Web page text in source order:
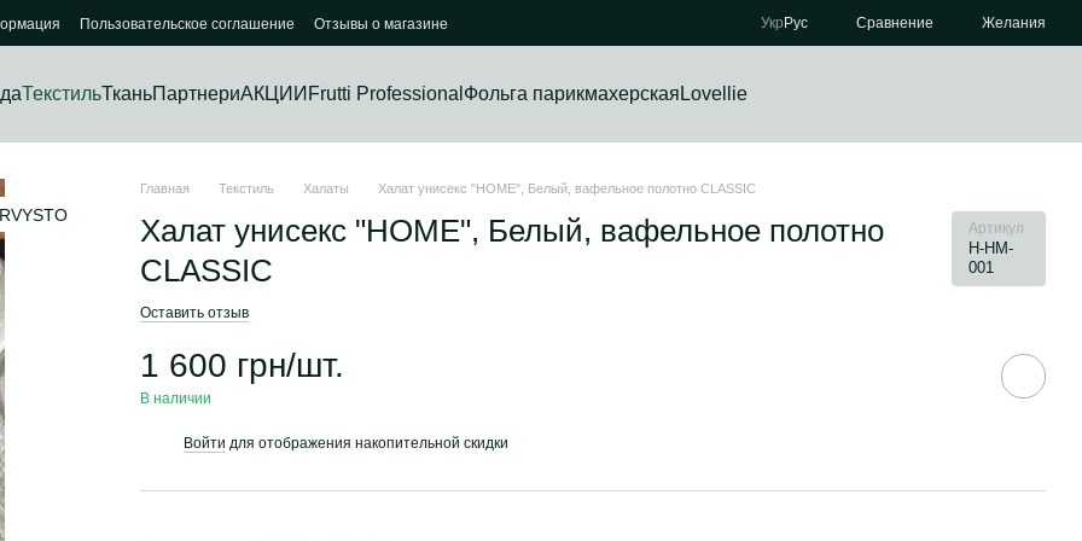
Пользовательское соглашение Отзывы о магазине Укр Рус Сравнение Желания
ТекстильТканьПартнериАКЦИИ Frutti Professional Фольга парикмахерская Lovellie
Главная Текстиль Халаты Халат унисекс "HOME", Белый, вафельное полотно CLASSIC
Халат унисекс "HOME", Белый, вафельное полотно
CLASSIC
Артикул
H-HM-
001
Оставить отзыв
1 600 грн/шт.
В наличии
Войти для отображения накопительной скидки